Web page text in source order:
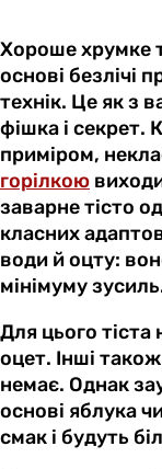
Хороше хрумке
основі безлічі
технік. Це як з
фішка і секрет.
приміром,
горілкою
заварне тісто
класних
води й оцту:
мінімуму
Для цього
оцет. Інші
немає. Однак
основі яблука
смак і будуть